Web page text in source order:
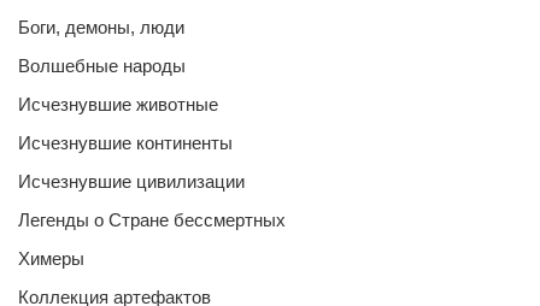
Боги, демоны, люди
Волшебные народы
Исчезнувшие животные
Исчезнувшие континенты
Исчезнувшие цивилизации
Легенды о Стране бессмертных
Химеры
Коллекция артефактов